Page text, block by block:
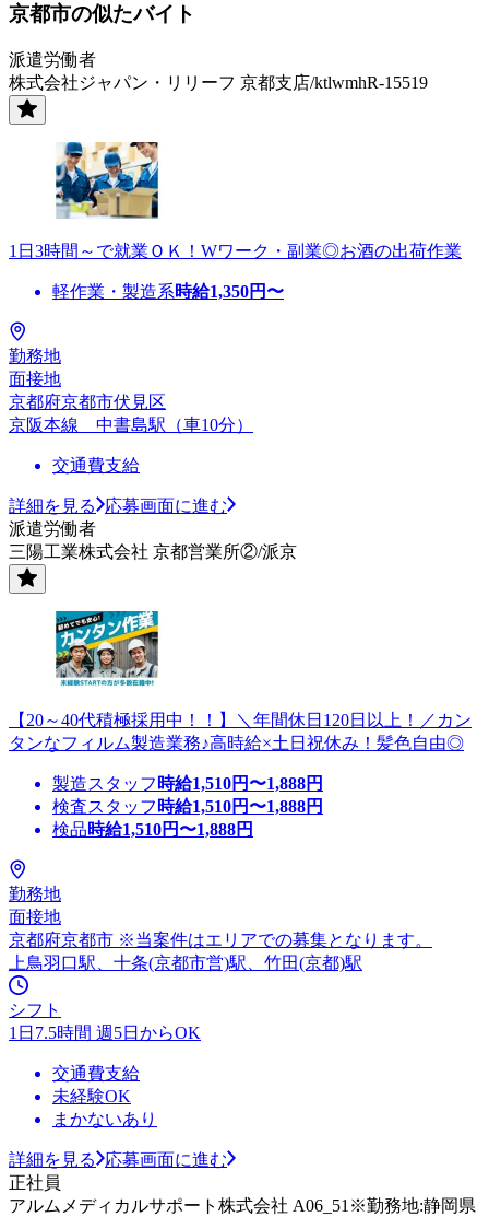
京都市の似たバイト
派遣労働者
株式会社ジャパン・リリーフ 京都支店/ktlwmhR-15519
1日3時間～で就業ＯＫ！Wワーク・副業◎お酒の出荷作業
軽作業・製造系時給1,350円〜
勤務地
面接地
京都府京都市伏見区
京阪本線 中書島駅（車10分）
交通費支給
詳細を見る
応募画面に進む
派遣労働者
三陽工業株式会社 京都営業所②/派京
【20～40代積極採用中！！】＼年間休日120日以上！／カン
タンなフィルム製造業務♪高時給×土日祝休み！髪色自由◎
製造スタッフ 時給1,510円〜1,888円
検査スタッフ 時給1,510円〜1,888円
検品時給1,510円〜1,888円
勤務地
面接地
京都府京都市 ※当案件はエリアでの募集となります。
上鳥羽口駅、十条(京都市営)駅、竹田(京都)駅
シフト
1日7.5時間 週5日からOK
交通費支給
未経験OK
まかないあり
詳細を見る
応募画面に進む
正社員
アルムメディカルサポート株式会社 A06_51※勤務地:静岡県